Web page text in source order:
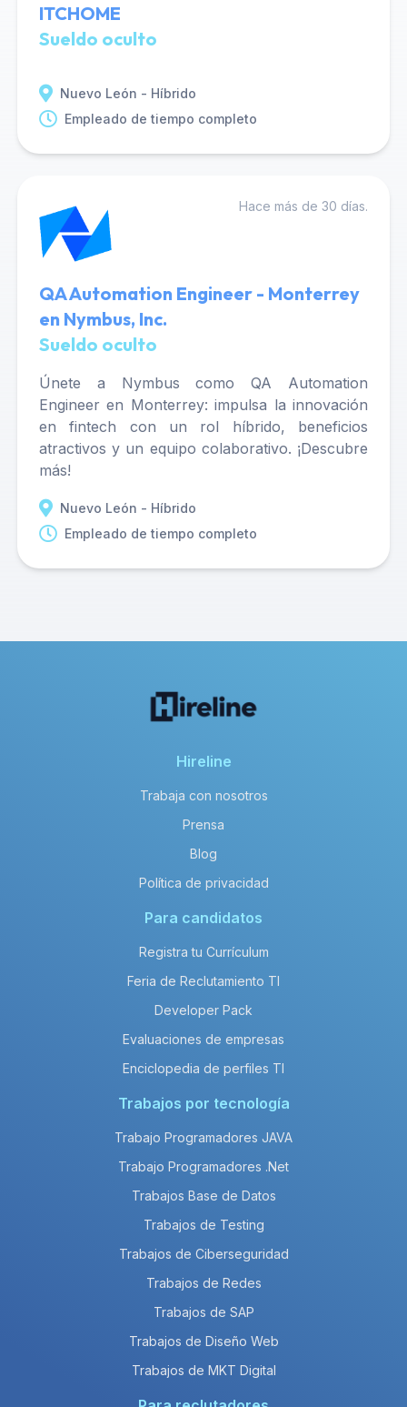
ITCHOME
Sueldo oculto
Nuevo León - Híbrido
Empleado de tiempo completo
Hace más de 30 días.
QA Automation Engineer - Monterrey
en Nymbus, Inc.
Sueldo oculto
Únete a Nymbus como QA Automation
Engineer en Monterrey: impulsa la innovación
en fintech con un rol híbrido, beneficios
atractivos y un equipo colaborativo. ¡Descubre
más!
Nuevo León - Híbrido
Empleado de tiempo completo
Hireline
Trabaja con nosotros
Prensa
Blog
Política de privacidad
Para candidatos
Registra tu Currículum
Feria de Reclutamiento TI
Developer Pack
Evaluaciones de empresas
Enciclopedia de perfiles TI
Trabajos por tecnología
Trabajo Programadores JAVA
Trabajo Programadores .Net
Trabajos Base de Datos
Trabajos de Testing
Trabajos de Ciberseguridad
Trabajos de Redes
Trabajos de SAP
Trabajos de Diseño Web
Trabajos de MKT Digital